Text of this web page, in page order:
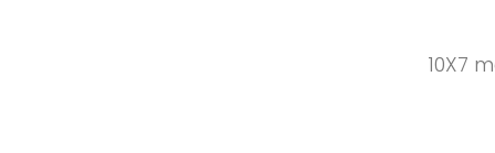
10X7